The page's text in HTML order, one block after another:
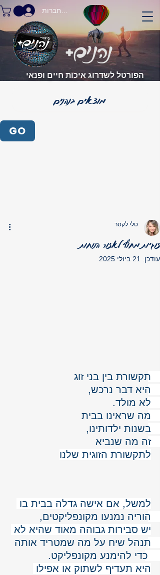
הפורטל לשדרוג איכות חיים ופנאי
התחברות
GO
זוגיות מחוץ לאזור הנוחות
טלי לקסר
עודכן: 21 ביולי 2025
תקשורת בין בני זוג
היא דבר נרכש,
לא מולד.
מה שראינו בבית
בשנות ילדותינו,
זה מה שנביא
לתקשורת הזוגית שלנו
למשל, אם אישה גדלה בבית בו
הוריה נמנעו מקונפליקטים,
יש סבירות גבוהה מאוד שהיא לא
תנהל שיח על מה שמטריד אותה
היא תעדיף לשתוק או אפילו